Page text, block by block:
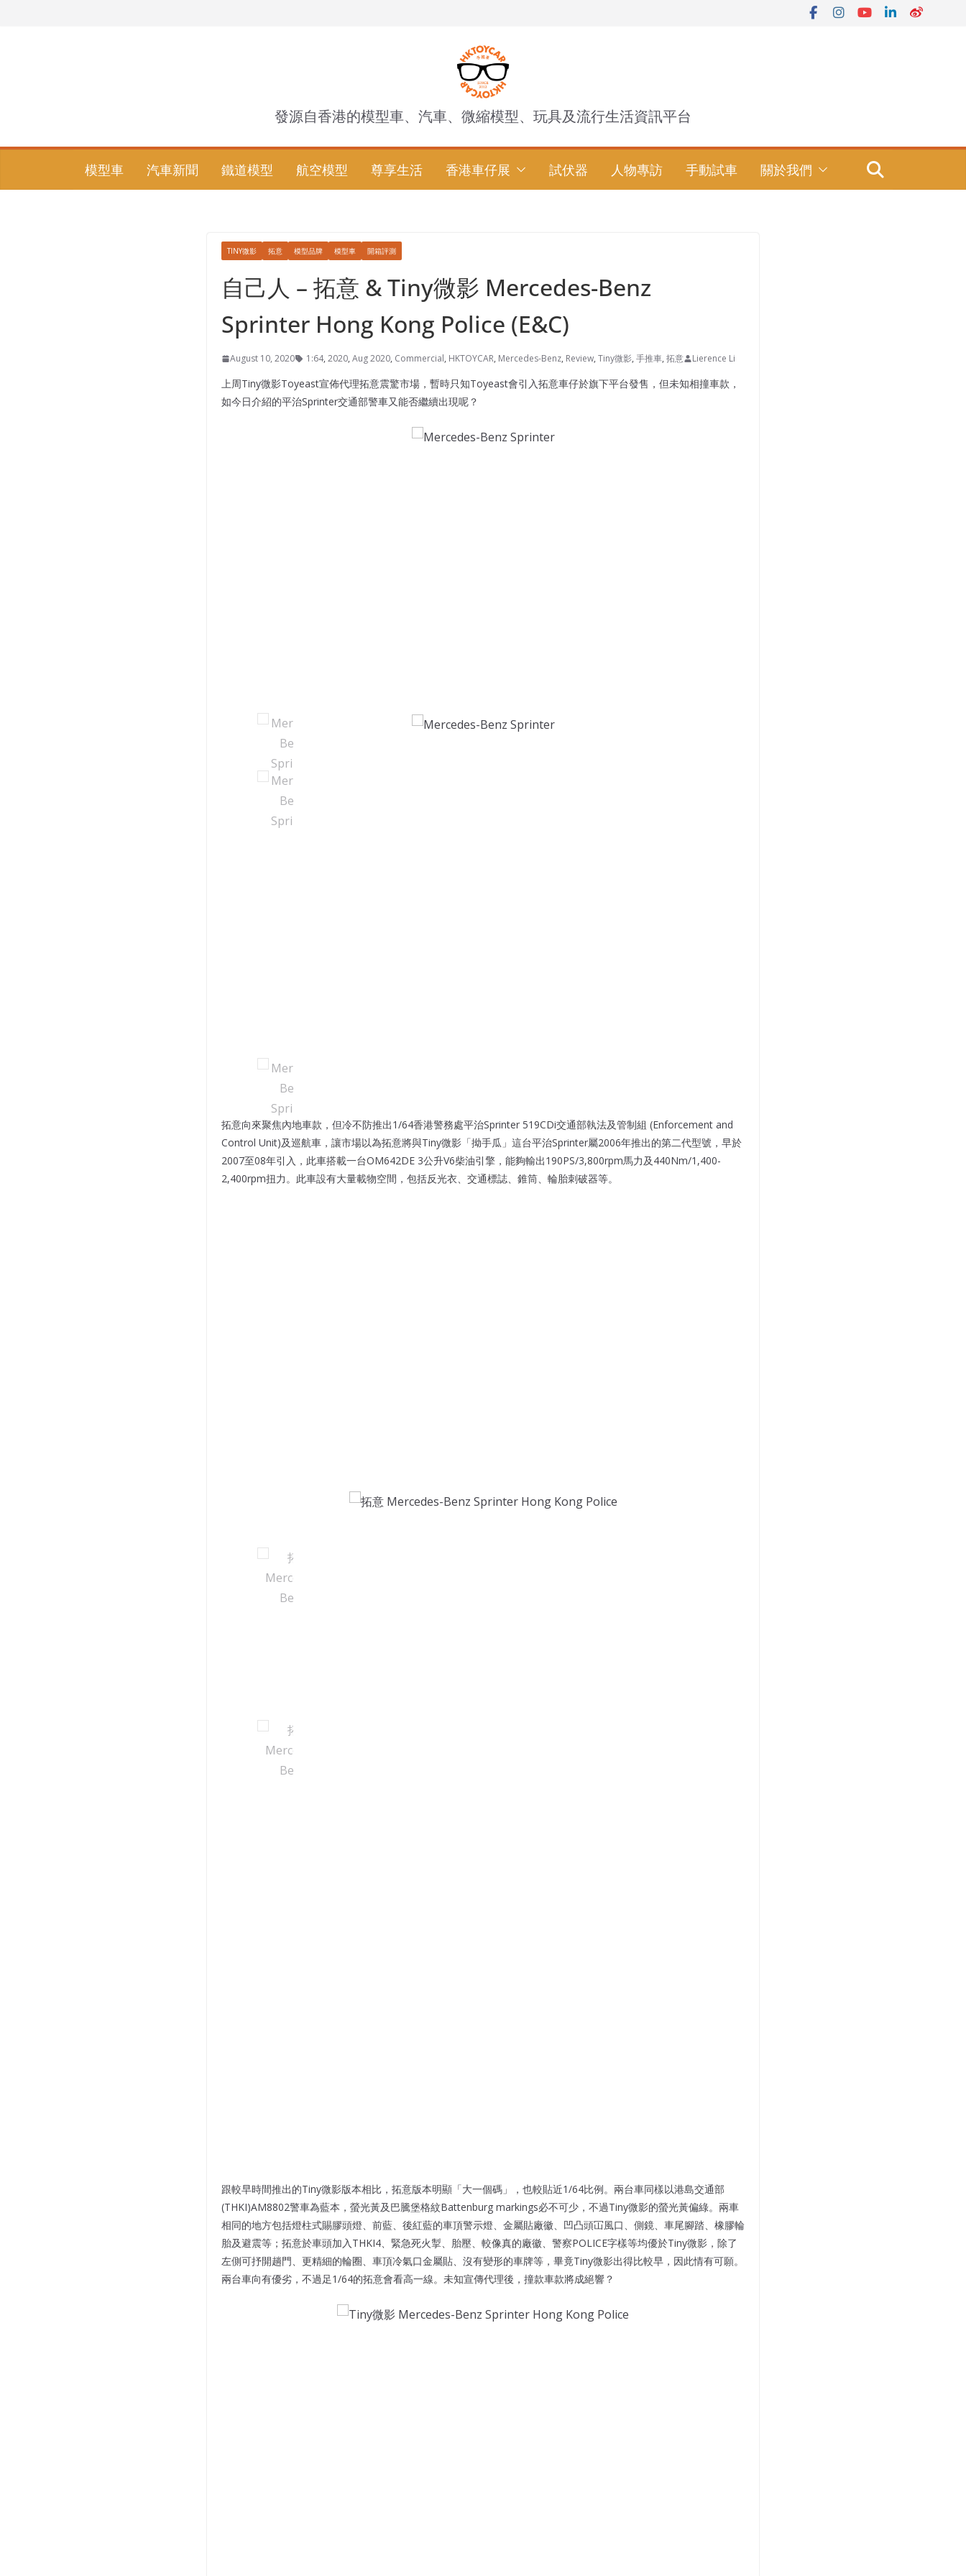
發源自香港的模型車、汽車、微縮模型、玩具及流行生活資訊平台
模型車 汽車新聞 鐵道模型 航空模型 尊享生活 香港車仔展 試伏器 人物專訪 手動試車 關於我們
TINY微影 拓意 模型品牌 模型車 開箱評測
自己人 – 拓意 & Tiny微影 Mercedes-Benz
Sprinter Hong Kong Police (E&C)
August 10, 2020 1:64, 2020, Aug 2020, Commercial, HKTOYCAR, Mercedes-Benz, Review, Tiny微影, 手推車, 拓意 Lierence Li
上周Tiny微影Toyeast宣佈代理拓意震驚市場，暫時只知Toyeast會引入拓意車仔於旗下平台發售，但未知相撞車款，
如今日介紹的平治Sprinter交通部警車又能否繼續出現呢？
拓意向來聚焦內地車款，但冷不防推出1/64香港警務處平治Sprinter 519CDi交通部執法及管制組 (Enforcement and
Control Unit)及巡航車，讓市場以為拓意將與Tiny微影「拗手瓜」這台平治Sprinter屬2006年推出的第二代型號，早於
2007至08年引入，此車搭載一台OM642DE 3公升V6柴油引擎，能夠輸出190PS/3,800rpm馬力及440Nm/1,400-
2,400rpm扭力。此車設有大量載物空間，包括反光衣、交通標誌、錐筒、輪胎刺破器等。
跟較早時間推出的Tiny微影版本相比，拓意版本明顯「大一個碼」，也較貼近1/64比例。兩台車同樣以港島交通部
(THKI)AM8802警車為藍本，螢光黃及巴騰堡格紋Battenburg markings必不可少，不過Tiny微影的螢光黃偏綠。兩車
相同的地方包括燈柱式賜膠頭燈、前藍、後紅藍的車頂警示燈、金屬貼廠徽、凹凸頭冚風口、側鏡、車尾腳踏、橡膠輪
胎及避震等；拓意於車頭加入THKI4、緊急死火掣、胎壓、較像真的廠徽、警察POLICE字樣等均優於Tiny微影，除了
左側可抒開趟門、更精細的輪圈、車頂冷氣口金屬貼、沒有變形的車牌等，畢竟Tiny微影出得比較早，因此情有可願。
兩台車向有優劣，不過足1/64的拓意會看高一線。未知宣傳代理後，撞款車款將成絕響？